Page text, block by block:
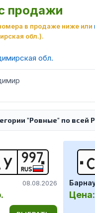
продажи
в продаже ниже или
обл.).
обл.
"Ровные" по всей
У 997
RUS
08.08.2026
С
Цена: